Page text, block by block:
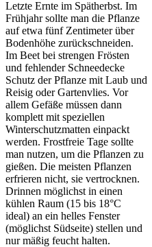
Letzte Ernte im Spätherbst. Im
Frühjahr sollte man die Pflanze
auf etwa fünf Zentimeter über
Bodenhöhe zurückschneiden.
Im Beet bei strengen Frösten
und fehlender Schneedecke
Schutz der Pflanze mit Laub und
Reisig oder Gartenvlies. Vor
allem Gefäße müssen dann
komplett mit speziellen
Winterschutzmatten einpackt
werden. Frostfreie Tage sollte
man nutzen, um die Pflanzen zu
gießen. Die meisten Pflanzen
erfrieren nicht, sie vertrocknen.
Drinnen möglichst in einen
kühlen Raum (15 bis 18°C
ideal) an ein helles Fenster
(möglichst Südseite) stellen und
nur mäßig feucht halten.